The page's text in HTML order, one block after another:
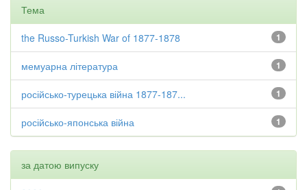
Тема
1
the Russo-Turkish War of 1877-1878
1
мемуарна література
1
російсько-турецька війна 1877-187...
1
російсько-японська війна
за датою випуску